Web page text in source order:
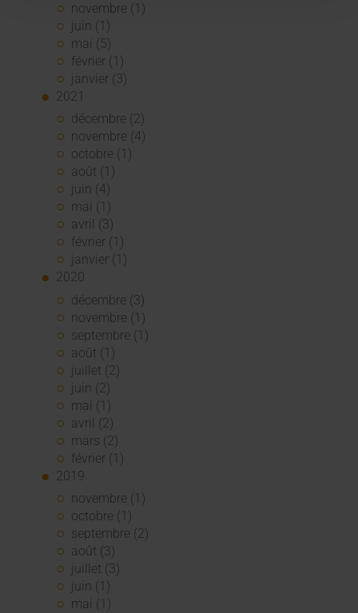
novembre (1)
juin (1)
mai (5)
février (1)
janvier (3)
2021
décembre (2)
novembre (4)
octobre (1)
août (1)
juin (4)
mai (1)
avril (3)
février (1)
janvier (1)
2020
décembre (3)
novembre (1)
septembre (1)
août (1)
juillet (2)
juin (2)
mai (1)
avril (2)
mars (2)
février (1)
2019
novembre (1)
octobre (1)
septembre (2)
août (3)
juillet (3)
juin (1)
mai (1)